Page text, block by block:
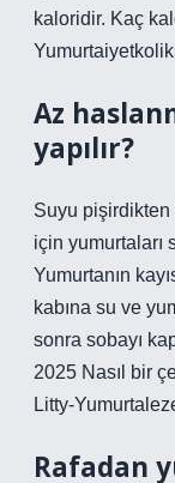
kaloridir. Kaç
Az
yapılır?
Suyu
için yumurtaları
Yumurtanın
kabına su ve
sonra sobayı
2025 Nasıl bir
Litty-
Rafadan